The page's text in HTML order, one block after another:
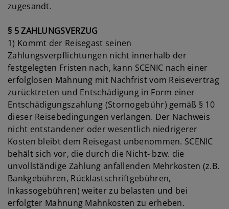
zugesandt.
§ 5 ZAHLUNGSVERZUG
1) Kommt der Reisegast seinen
Zahlungsverpflichtungen nicht innerhalb der
festgelegten Fristen nach, kann SCENIC nach einer
erfolglosen Mahnung mit Nachfrist vom Reisevertrag
zurücktreten und Entschädigung in Form einer
Entschädigungszahlung (Stornogebühr) gemäß § 10
dieser Reisebedingungen verlangen. Der Nachweis
nicht entstandener oder wesentlich niedrigerer
Kosten bleibt dem Reisegast unbenommen. SCENIC
behält sich vor, die durch die Nicht- bzw. die
unvollständige Zahlung anfallenden Mehrkosten (z.B.
Bankgebühren, Rücklastschriftgebühren,
Inkassogebühren) weiter zu belasten und bei
erfolgter Mahnung Mahnkosten zu erheben.